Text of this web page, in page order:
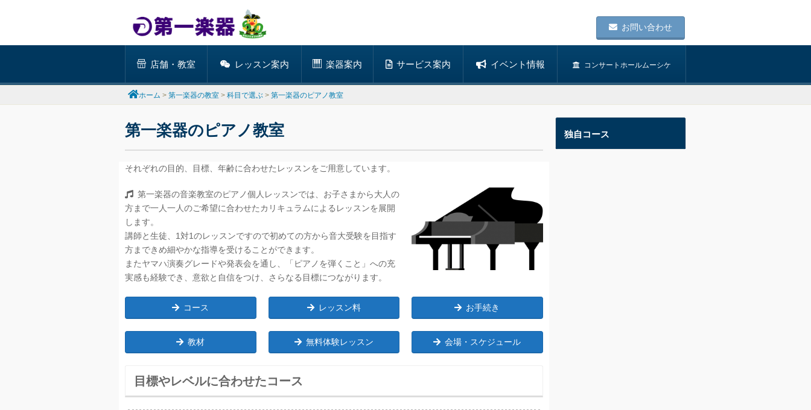
お問い合わせ
店舗・教室 レッスン案内 楽器案内 サービス案内 イベント情報 コンサートホールムーシケ
ホーム > 第一楽器の教室 > 科目で選ぶ > 第一楽器のピアノ教室
独自コース
第一楽器のピアノ教室
それぞれの目的、目標、年齢に合わせたレッスンをご用意しています。
第一楽器の音楽教室のピアノ個人レッスンでは、お子さまから大人の
方まで一人一人のご希望に合わせたカリキュラムによるレッスンを展開
します。
講師と生徒、1対1のレッスンですので初めての方から音大受験を目指す
方まできめ細やかな指導を受けることができます。
またヤマハ演奏グレードや発表会を通し、「ピアノを弾くこと」への充
実感も経験でき、意欲と自信をつけ、さらなる目標につながります。
コース レッスン料 お手続き
教材 無料体験レッスン 会場・スケジュール
目標やレベルに合わせたコース